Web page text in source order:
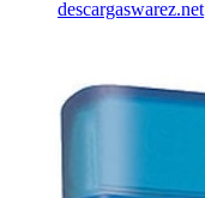
descargaswarez.net